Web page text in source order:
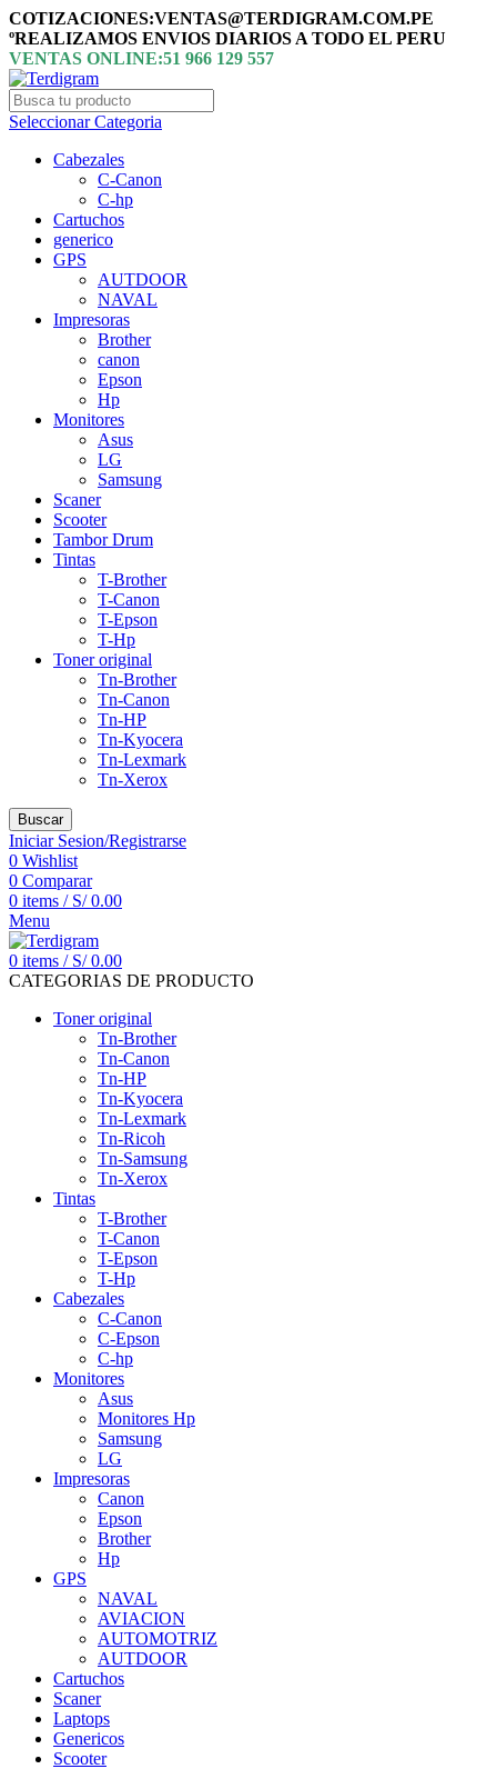
COTIZACIONES:VENTAS@TERDIGRAM.COM.PE
ºREALIZAMOS ENVIOS DIARIOS A TODO EL PERU
VENTAS ONLINE:51 966 129 557
Seleccionar Categoria
Cabezales
C-Canon
C-hp
Cartuchos
generico
GPS
AUTDOOR
NAVAL
Impresoras
Brother
canon
Epson
Hp
Monitores
Asus
LG
Samsung
Scaner
Scooter
Tambor Drum
Tintas
T-Brother
T-Canon
T-Epson
T-Hp
Toner original
Tn-Brother
Tn-Canon
Tn-HP
Tn-Kyocera
Tn-Lexmark
Tn-Xerox
Buscar
Iniciar Sesion/Registrarse
0 Wishlist
0 Comparar
0 items / S/0.00
Menu
0 items / S/0.00
CATEGORIAS DE PRODUCTO
Toner original
Tn-Brother
Tn-Canon
Tn-HP
Tn-Kyocera
Tn-Lexmark
Tn-Ricoh
Tn-Samsung
Tn-Xerox
Tintas
T-Brother
T-Canon
T-Epson
T-Hp
Cabezales
C-Canon
C-Epson
C-hp
Monitores
Asus
Monitores Hp
Samsung
LG
Impresoras
Canon
Epson
Brother
Hp
GPS
NAVAL
AVIACION
AUTOMOTRIZ
AUTDOOR
Cartuchos
Scaner
Laptops
Genericos
Scooter